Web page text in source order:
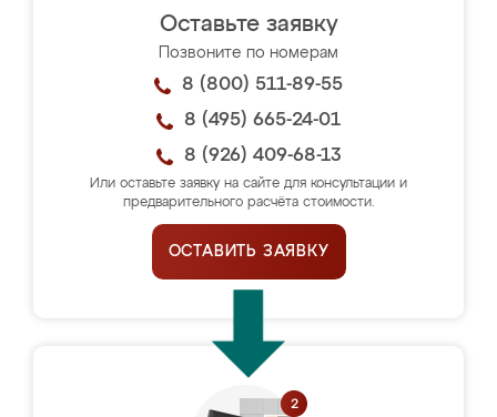
Оставьте заявку
Позвоните по номерам
8 (800) 511-89-55
8 (495) 665-24-01
8 (926) 409-68-13
Или оставьте заявку на сайте для консультации и
предварительного расчёта стоимости.
ОСТАВИТЬ ЗАЯВКУ